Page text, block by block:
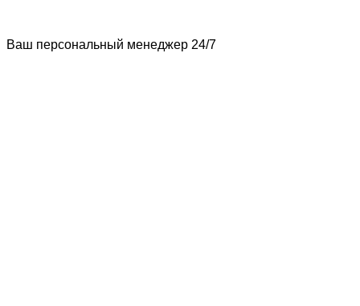
Ваш персональный менеджер 24/7